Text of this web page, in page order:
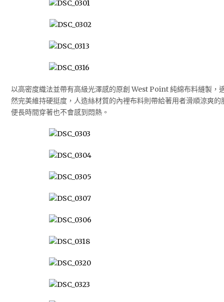
以高密度織法並帶有高級光澤感的原創 West Point 純綿布料縫製，
然完美維持硬挺度，人造絲材質的內裡布料則帶給著用者滑順涼爽
便長時間穿著也不會感到悶熱。